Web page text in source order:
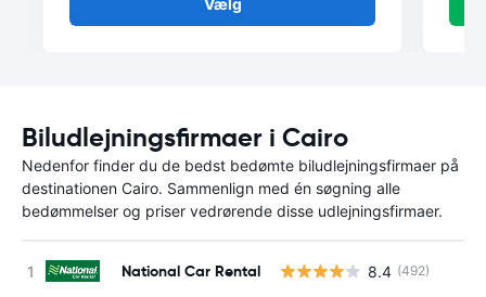
Vælg
Biludlejningsfirmaer i Cairo
Nedenfor finder du de bedst bedømte biludlejningsfirmaer på
destinationen Cairo. Sammenlign med én søgning alle
bedømmelser og priser vedrørende disse udlejningsfirmaer.
National Car Rental 8.4 (492)